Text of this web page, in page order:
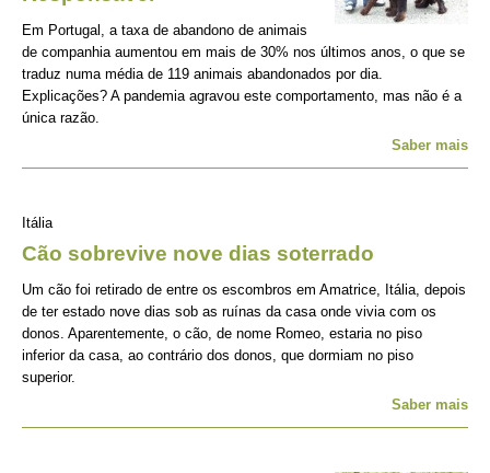
Em Portugal, a taxa de abandono de animais
de companhia aumentou em mais de 30% nos últimos anos, o que se
traduz numa média de 119 animais abandonados por dia.
Explicações? A pandemia agravou este comportamento, mas não é a
única razão.
Saber mais
Itália
Cão sobrevive nove dias soterrado
Um cão foi retirado de entre os escombros em Amatrice, Itália, depois
de ter estado nove dias sob as ruínas da casa onde vivia com os
donos. Aparentemente, o cão, de nome Romeo, estaria no piso
inferior da casa, ao contrário dos donos, que dormiam no piso
superior.
Saber mais